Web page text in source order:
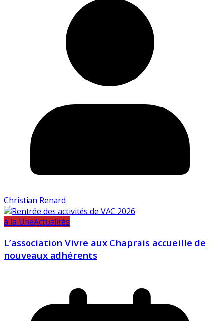
Christian Renard
à la UneActualités
L’association Vivre aux Chaprais accueille de
nouveaux adhérents